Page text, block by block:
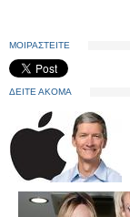
ΜΟΙΡΑΣΤΕΙΤΕ
ΔΕΙΤΕ ΑΚΟΜΑ